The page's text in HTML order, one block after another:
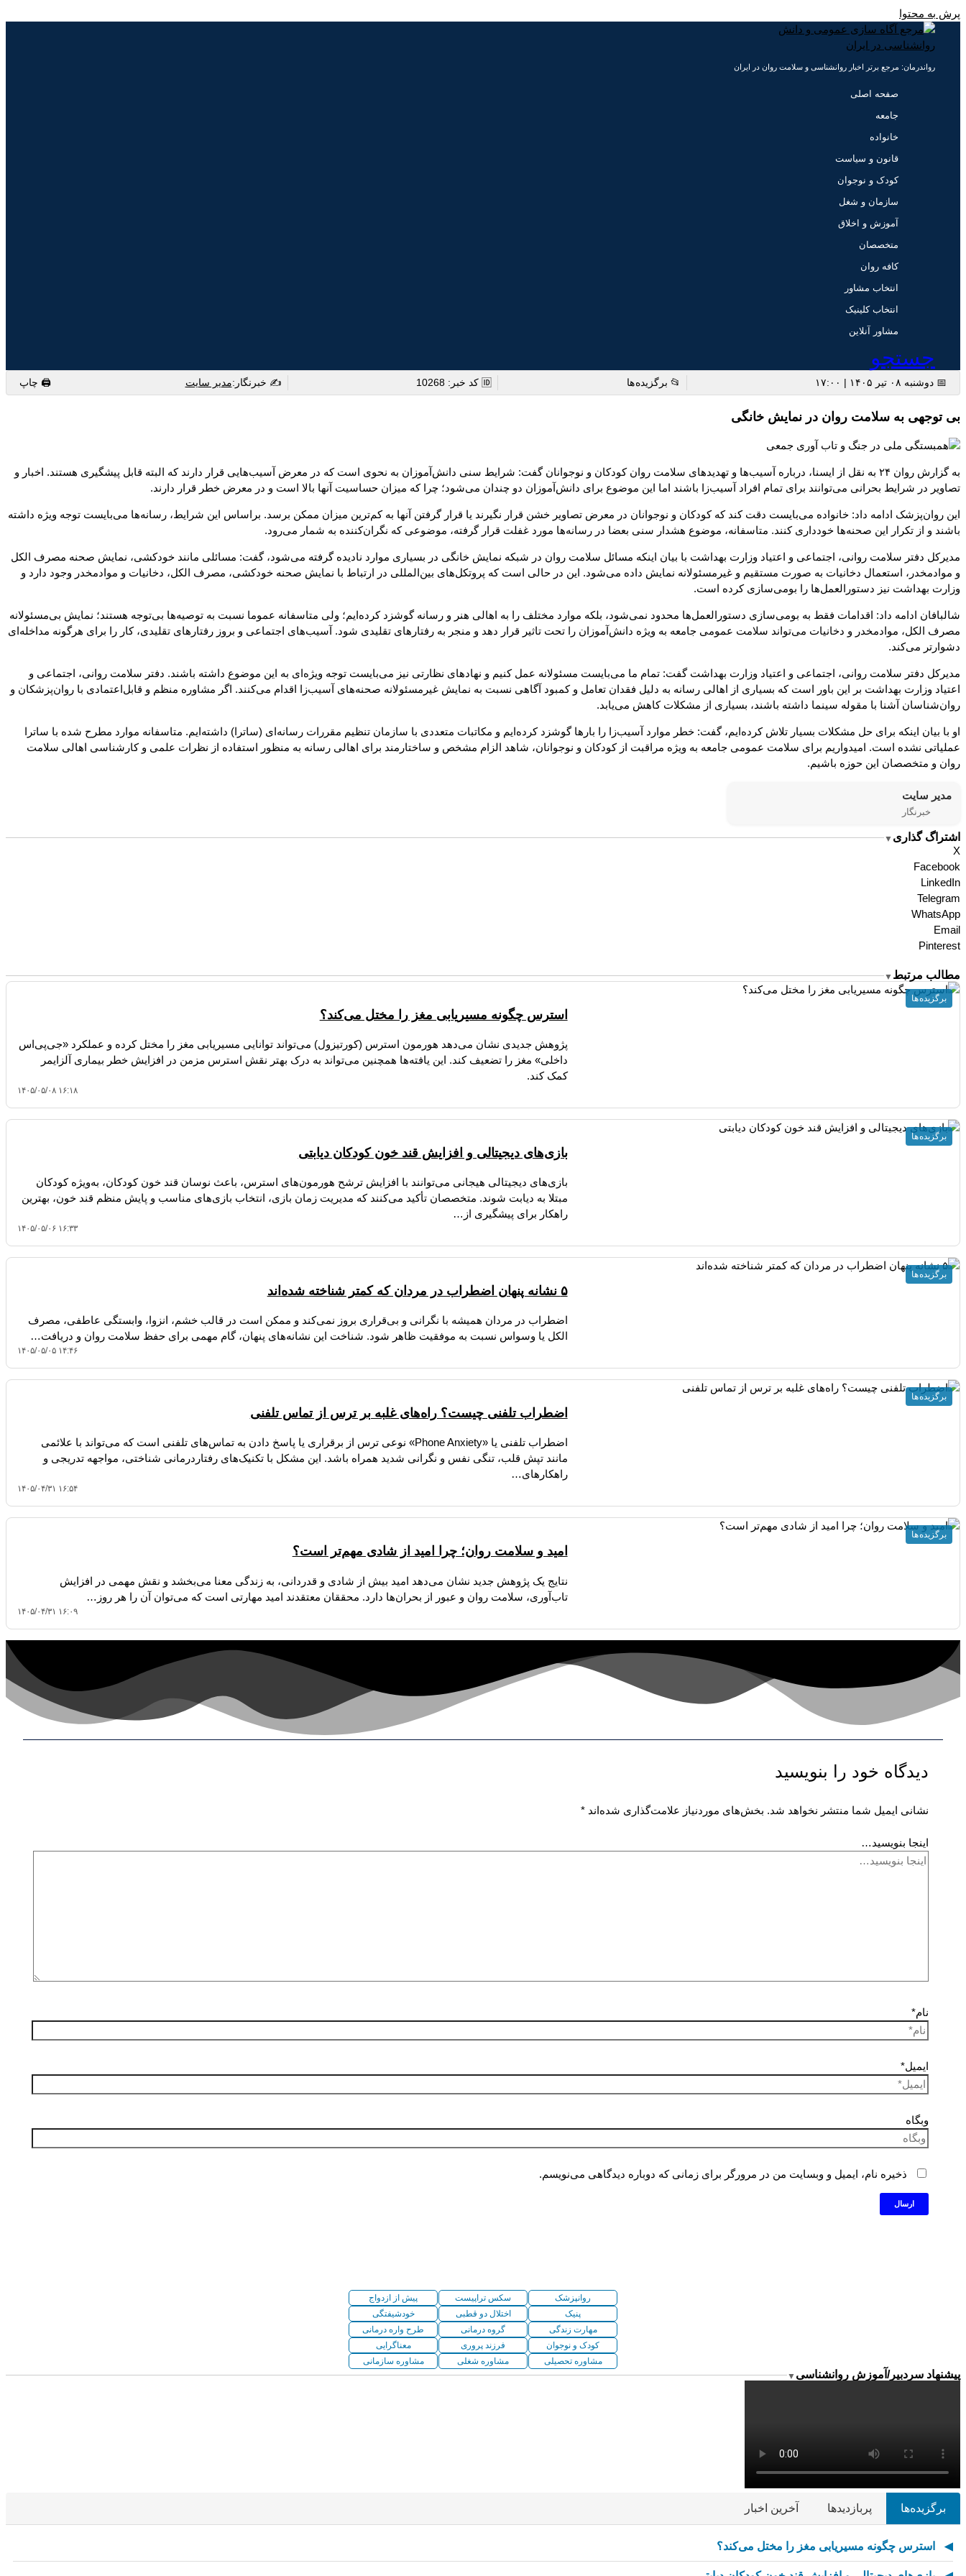
پرش به محتوا
رواندرمان: مرجع برتر اخبار روانشناسی و سلامت روان در ایران
صفحه اصلی
جامعه
خانواده
قانون و سیاست
کودک و نوجوان
سازمان و شغل
آموزش و اخلاق
متخصصان
کافه روان
انتخاب مشاور
انتخاب کلینیک
مشاور آنلاین
جستجو
📅 دوشنبه ۰۸ تیر ۱۴۰۵ | ۱۷:۰۰ 📂 برگزیده ها 🆔 کد خبر: 10268 ✍️ خبرنگار:مدیر سایت 🖨 چاپ
بی توجهی به سلامت روان در نمایش خانگی
به گزارش روان ۲۴ به نقل از ایسنا، درباره آسیب‌ها و تهدیدهای سلامت روان کودکان و نوجوانان گفت: شرایط سنی دانش‌آموزان به نحوی است که در معرض آسیب‌هایی قرار دارند که البته قابل‌ پیشگیری هستند. اخبار و
تصاویر در شرایط بحرانی می‌توانند برای تمام افراد آسیب‌زا باشند اما این موضوع برای دانش‌آموزان دو چندان می‌شود؛ چرا که میزان حساسیت آنها بالا است و در معرض خطر قرار دارند.
این روان‌پزشک ادامه داد: خانواده می‌بایست دقت‌ کند که کودکان و نوجوانان در معرض تصاویر خشن قرار نگیرند یا قرار گرفتن آنها به کم‌ترین میزان ممکن برسد. براساس این شرایط، رسانه‌ها می‌بایست توجه ویژه داشته‌
باشند و از تکرار این صحنه‌ها خودداری کنند. متاسفانه، موضوع هشدار سنی بعضا در رسانه‌ها مورد غفلت قرار گرفته، موضوعی که نگران‌کننده به‌ شمار می‌رود.
مدیرکل دفتر سلامت روانی، اجتماعی و اعتیاد وزارت بهداشت با بیان اینکه مسائل سلامت روان در شبکه‌ نمایش خانگی در بسیاری موارد نادیده گرفته می‌شود، گفت: مسائلی مانند خودکشی، نمایش صحنه مصرف الکل
و موادمخدر، استعمال دخانیات به صورت مستقیم و غیرمسئولانه نمایش داده می‌شود. این در حالی است که پروتکل‌های بین‌المللی در ارتباط با نمایش صحنه خودکشی، مصرف الکل، دخانیات و موادمخدر وجود دارد و
وزارت بهداشت نیز دستورالعمل‌ها را بومی‌سازی کرده است.
شالبافان ادامه داد: اقدامات فقط به بومی‌سازی دستورالعمل‌ها محدود نمی‌شود، بلکه موارد مختلف را به اهالی هنر و رسانه گوشزد کرده‌ایم؛ ولی متاسفانه عموما نسبت به توصیه‌ها بی‌توجه هستند؛ نمایش بی‌مسئولانه
مصرف الکل، موادمخدر و دخانیات می‌تواند سلامت عمومی جامعه به ویژه دانش‌آموزان را تحت تاثیر قرار دهد و منجر به رفتارهای تقلیدی شود. آسیب‌های اجتماعی و بروز رفتارهای تقلیدی، کار را برای هرگونه مداخله‌ای
دشوارتر می‌کند.
مدیرکل دفتر سلامت روانی، اجتماعی و اعتیاد وزارت بهداشت گفت: تمام ما می‌بایست مسئولانه عمل کنیم و نهادهای نظارتی نیز می‌بایست توجه ویژه‌ای به این موضوع داشته‌ باشند. دفتر سلامت روانی، اجتماعی و
اعتیاد وزارت بهداشت بر این باور است که بسیاری از اهالی رسانه به دلیل فقدان تعامل و کمبود آگاهی نسبت به نمایش غیرمسئولانه صحنه‌های آسیب‌زا اقدام می‌کنند. اگر مشاوره منظم و قابل‌اعتمادی با روان‌پزشکان و
روان‌شناسان آشنا با مقوله سینما داشته‌ باشند، بسیاری از مشکلات کاهش می‌یابد.
او با بیان اینکه برای حل مشکلات بسیار تلاش کرده‌ایم، گفت: خطر موارد آسیب‌زا را بارها گوشزد کرده‌ایم و مکاتبات متعددی با سازمان تنظیم مقررات رسانه‌ای (ساترا) داشته‌ایم. متاسفانه موارد مطرح شده با ساترا
عملیاتی نشده است. امیدواریم برای سلامت عمومی جامعه به ویژه مراقبت از کودکان و نوجوانان، شاهد الزام مشخص و ساختارمند برای اهالی رسانه به منظور استفاده از نظرات علمی و کارشناسی اهالی سلامت
روان و متخصصان این حوزه باشیم.
مدیر سایت
خبرنگار
اشتراگ گذاری ▼
X
Facebook
LinkedIn
Telegram
WhatsApp
Email
Pinterest
مطالب مرتبط ▼
استرس چگونه مسیریابی مغز را مختل می‌کند؟
پژوهش جدیدی نشان می‌دهد هورمون استرس (کورتیزول) می‌تواند توانایی مسیریابی مغز را مختل کرده و عملکرد «جی‌پی‌اس
داخلی» مغز را تضعیف کند. این یافته‌ها همچنین می‌تواند به درک بهتر نقش استرس مزمن در افزایش خطر بیماری آلزایمر
کمک کند.
۱۴۰۵/۰۵/۰۸ ۱۶:۱۸
برگزیده ها
بازی‌های دیجیتالی و افزایش قند خون کودکان دیابتی
بازی‌های دیجیتالی هیجانی می‌توانند با افزایش ترشح هورمون‌های استرس، باعث نوسان قند خون کودکان، به‌ویژه کودکان
مبتلا به دیابت شوند. متخصصان تأکید می‌کنند که مدیریت زمان بازی، انتخاب بازی‌های مناسب و پایش منظم قند خون، بهترین
راهکار برای پیشگیری از…
۱۴۰۵/۰۵/۰۶ ۱۶:۳۳
برگزیده ها
۵ نشانه پنهان اضطراب در مردان که کمتر شناخته شده‌اند
اضطراب در مردان همیشه با نگرانی و بی‌قراری بروز نمی‌کند و ممکن است در قالب خشم، انزوا، وابستگی عاطفی، مصرف
الکل یا وسواس نسبت به موفقیت ظاهر شود. شناخت این نشانه‌های پنهان، گام مهمی برای حفظ سلامت روان و دریافت…
۱۴۰۵/۰۵/۰۵ ۱۴:۴۶
برگزیده ها
اضطراب تلفنی چیست؟ راه‌های غلبه بر ترس از تماس تلفنی
اضطراب تلفنی یا «Phone Anxiety» نوعی ترس از برقراری یا پاسخ دادن به تماس‌های تلفنی است که می‌تواند با علائمی
مانند تپش قلب، تنگی نفس و نگرانی شدید همراه باشد. این مشکل با تکنیک‌های رفتاردرمانی شناختی، مواجهه تدریجی و
راهکارهای…
۱۴۰۵/۰۴/۳۱ ۱۶:۵۴
برگزیده ها
امید و سلامت روان؛ چرا امید از شادی مهم‌تر است؟
نتایج یک پژوهش جدید نشان می‌دهد امید بیش از شادی و قدردانی، به زندگی معنا می‌بخشد و نقش مهمی در افزایش
تاب‌آوری، سلامت روان و عبور از بحران‌ها دارد. محققان معتقدند امید مهارتی است که می‌توان آن را هر روز…
۱۴۰۵/۰۴/۳۱ ۱۶:۰۹
برگزیده ها
دیدگاه‌ خود را بنویسید
نشانی ایمیل شما منتشر نخواهد شد. بخش‌های موردنیاز علامت‌گذاری شده‌اند *
اینجا بنویسید…
نام*
ایمیل*
وبگاه
ذخیره نام، ایمیل و وبسایت من در مرورگر برای زمانی که دوباره دیدگاهی می‌نویسم.
روانپزشک سکس تراپیست
پیش از ازدواج
پنیک
اختلال دو قطبی
خودشیفتگی
مهارت زندگی
گروه درمانی
طرح واره درمانی
کودک و نوجوان
فرزند پروری
معناگرایی
مشاوره تحصیلی
مشاوره شغلی مشاوره سازمانی
پیشنهاد سردبیر/آموزش روانشناسی ▼
برگزیده‌ها پربازدیدها آخرین اخبار
استرس چگونه مسیریابی مغز را مختل می‌کند؟